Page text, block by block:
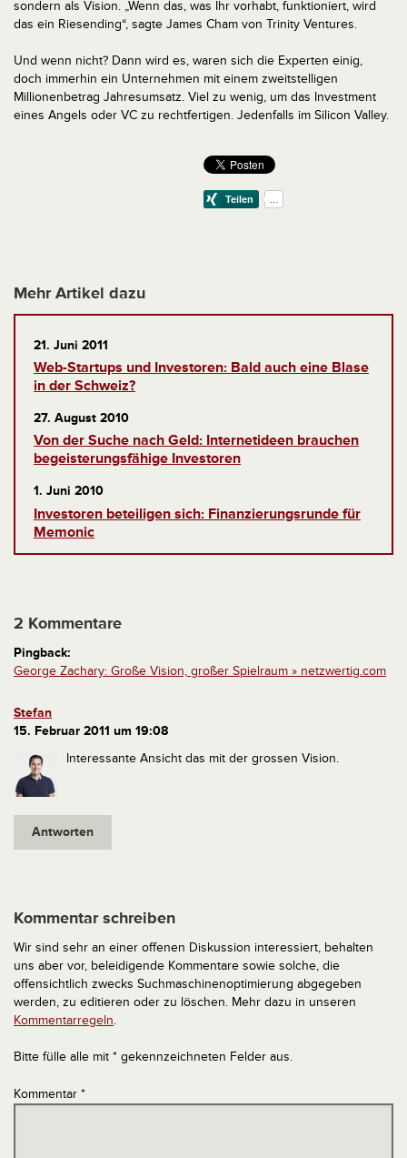
sondern als Vision. „Wenn das, was Ihr vorhabt, funktioniert, wird
das ein Riesending“, sagte James Cham von Trinity Ventures.
Und wenn nicht? Dann wird es, waren sich die Experten einig,
doch immerhin ein Unternehmen mit einem zweitstelligen
Millionenbetrag Jahresumsatz. Viel zu wenig, um das Investment
eines Angels oder VC zu rechtfertigen. Jedenfalls im Silicon Valley.
Mehr Artikel dazu
21. Juni 2011
Web-Startups und Investoren: Bald auch eine Blase
in der Schweiz?
27. August 2010
Von der Suche nach Geld: Internetideen brauchen
begeisterungsfähige Investoren
1. Juni 2010
Investoren beteiligen sich: Finanzierungsrunde für
Memonic
2 Kommentare
Pingback:
George Zachary: Große Vision, großer Spielraum » netzwertig.com
Stefan
15. Februar 2011 um 19:08
Interessante Ansicht das mit der grossen Vision.
Antworten
Kommentar schreiben
Wir sind sehr an einer offenen Diskussion interessiert, behalten
uns aber vor, beleidigende Kommentare sowie solche, die
offensichtlich zwecks Suchmaschinenoptimierung abgegeben
werden, zu editieren oder zu löschen. Mehr dazu in unseren
Kommentarregeln.
Bitte fülle alle mit * gekennzeichneten Felder aus.
Kommentar *